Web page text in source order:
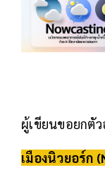
ผู้เขียนขอยกตั
เมืองนิวยอร์ก